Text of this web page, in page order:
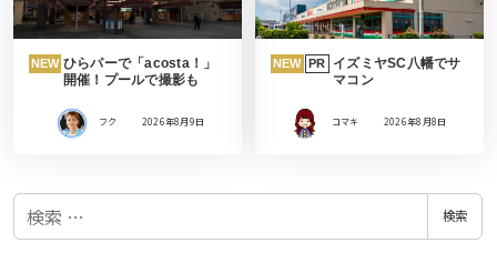
NEW ひらパーで「acosta！」
開催！プールで撮影も
フク 2026年8月9日
NEW PR
イズミヤSC八幡でサ
マコン
コマキ 2026年8月8日
検
検索